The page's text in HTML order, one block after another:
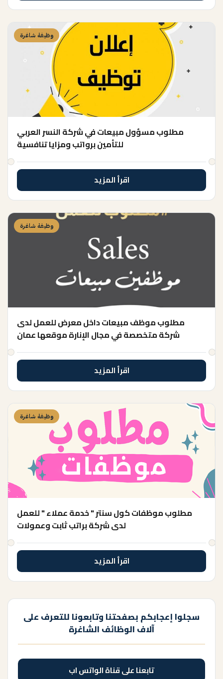
وظيفة شاغرة
مطلوب مسؤول مبيعات في شركة النسر العربي
للتأمين برواتب ومزايا تنافسية
اقرأ المزيد
وظيفة شاغرة
مطلوب موظف مبيعات داخل معرض للعمل لدى
شركة متخصصة في مجال الإنارة موقعها عمان
اقرأ المزيد
وظيفة شاغرة
مطلوب موظفات كول سنتر " خدمة عملاء " للعمل
لدى شركة براتب ثابت وعمولات
اقرأ المزيد
سجلوا إعجابكم بصفحتنا وتابعونا للتعرف على
آلاف الوظائف الشاغرة
تابعنا على قناة الواتس اب